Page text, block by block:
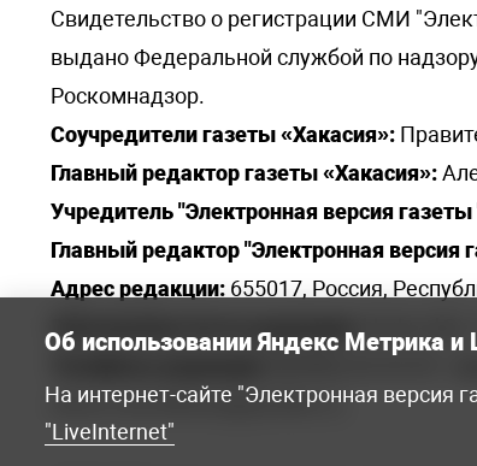
Свидетельство о регистрации СМИ
выдано Федеральной службой по
Роскомнадзор.
Соучредители газеты «Хакасия»:
Главный редактор газеты «Хакасия»:
Учредитель "Электронная версия
Главный редактор "Электронная версия
Адрес редакции: 655017, Россия,
Электронная почта редакции:
elena.s.korotkowa@yandex.ru.
Об использовании Яндекс Метрика и
На интернет-сайте "Электронная версия
"LiveInternet"